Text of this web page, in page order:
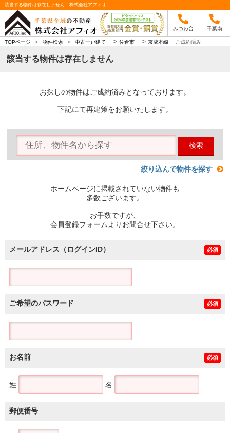
該当する物件は存在しません｜株式会社アフィオ
みつわ台 千葉南
TOPページ > 物件検索 > 中古一戸建て > 佐倉市 > 京成本線 ご成約済み
該当する物件は存在しません
お探しの物件はご成約済みとなっております。
下記にて再建策をお願いたします。
検索
絞り込んで物件を探す
ホームページに掲載されていない物件も
多数ございます。
お手数ですが、
会員登録フォームよりお問合せ下さい。
メールアドレス（ログインID） 必須
ご希望のパスワード 必須
お名前 必須
姓 名
郵便番号